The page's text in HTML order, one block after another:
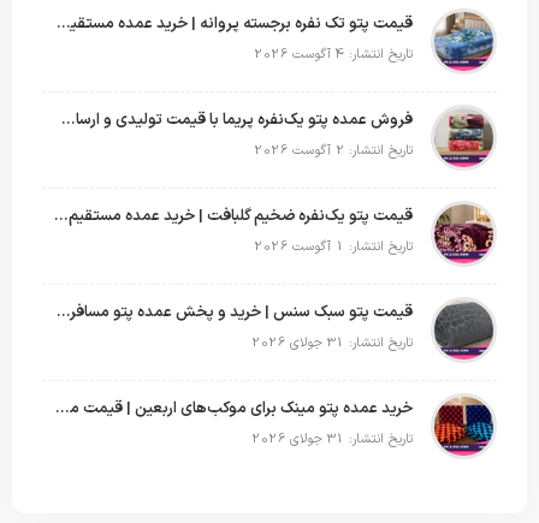
قیمت پتو تک نفره برجسته پروانه | خرید عمده مستقیم با بهترین قیمت بازار
تاریخ انتشار: 4 آگوست 2026
فروش عمده پتو یک‌نفره پریما با قیمت تولیدی و ارسال به سراسر کشور
تاریخ انتشار: 2 آگوست 2026
قیمت پتو یک‌نفره ضخیم گلبافت | خرید عمده مستقیم با بهترین قیمت
تاریخ انتشار: 1 آگوست 2026
قیمت پتو سبک سنس | خرید و پخش عمده پتو مسافرتی Sense
تاریخ انتشار: 31 جولای 2026
خرید عمده پتو مینک برای موکب‌های اربعین | قیمت مناسب و ارسال سریع
تاریخ انتشار: 31 جولای 2026